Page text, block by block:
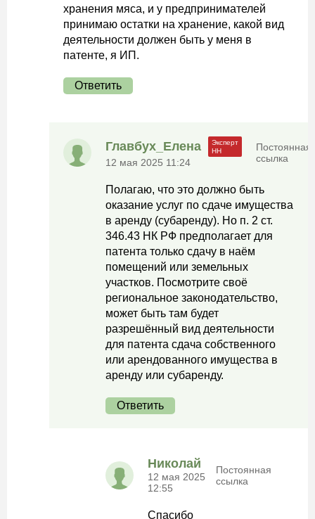
хранения мяса, и у предпринимателей
принимаю остатки на хранение, какой вид
деятельности должен быть у меня в
патенте, я ИП.
Ответить
Главбух_Елена
12 мая 2025 11:24
Постоянная
ссылка
Полагаю, что это должно быть
оказание услуг по сдаче имущества
в аренду (субаренду). Но п. 2 ст.
346.43 НК РФ предполагает для
патента только сдачу в наём
помещений или земельных
участков. Посмотрите своё
региональное законодательство,
может быть там будет
разрешённый вид деятельности
для патента сдача собственного
или арендованного имущества в
аренду или субаренду.
Ответить
Николай
12 мая 2025
12:55
Постоянная
ссылка
Спасибо